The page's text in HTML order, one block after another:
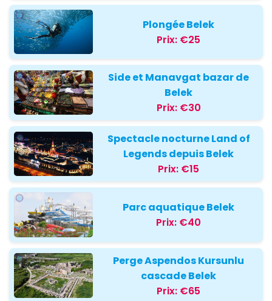
Plongée Belek
Prix: €25
Side et Manavgat bazar de
Belek
Prix: €30
Spectacle nocturne Land of
Legends depuis Belek
Prix: €15
Parc aquatique Belek
Prix: €40
Perge Aspendos Kursunlu
cascade Belek
Prix: €65